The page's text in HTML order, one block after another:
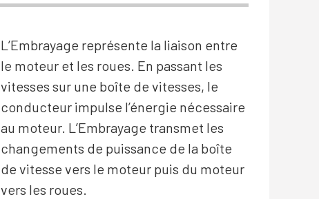
L’Embrayage représente la liaison entre
le moteur et les roues. En passant les
vitesses sur une boîte de vitesses, le
conducteur impulse l’énergie nécessaire
au moteur. L’Embrayage transmet les
changements de puissance de la boîte
de vitesse vers le moteur puis du moteur
vers les roues.